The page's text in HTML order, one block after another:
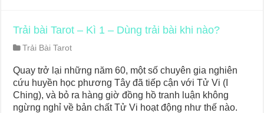
Trải bài Tarot – Kì 1 – Dùng trải bài khi nào?
Trải Bài Tarot
Quay trở lại những năm 60, một số chuyên gia nghiên
cứu huyền học phương Tây đã tiếp cận với Tử Vi (I
Ching), và bỏ ra hàng giờ đồng hồ tranh luận không
ngừng nghỉ về bản chất Tử Vi hoạt động như thế nào.